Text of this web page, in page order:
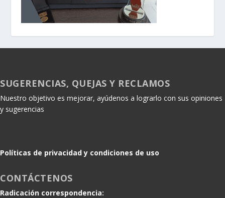
SUGERENCIAS, QUEJAS Y RECLAMOS
Nuestro objetivo es mejorar, ayúdenos a lograrlo con sus opiniones
y sugerencias
Políticas de privacidad y condiciones de uso
CONTÁCTENOS
Radicación correspondencia: